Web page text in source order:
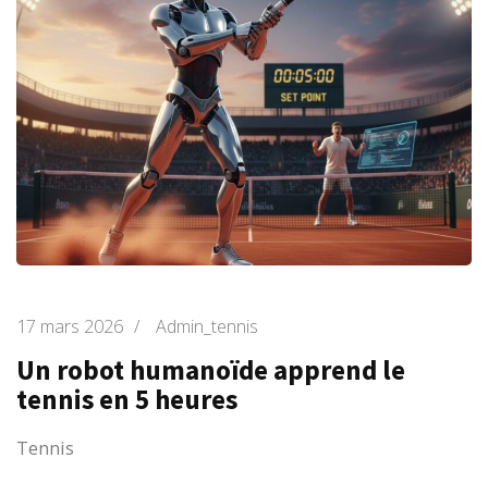
17 mars 2026 / Admin_tennis
Un robot humanoïde apprend le
tennis en 5 heures
Tennis